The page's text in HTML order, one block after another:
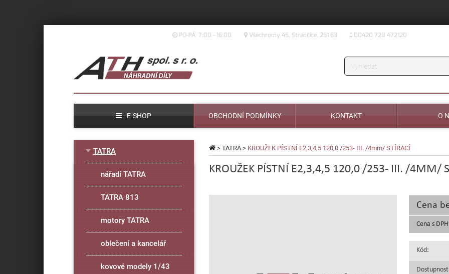
PO-PÁ 7:00 - 16:00 Všechromy 45, Strančice, 251 63 00420 728 472120
Vyhledávání
E-SHOP OBCHODNÍ PODMÍNKY KONTAKT O
> TATRA> KROUŽEK PÍSTNÍ E2,3,4,5 120,0 /253- III. /4mm/ STÍRACÍ
KROUŽEK PÍSTNÍ E2,3,4,5 120,0 /253- III. /4MM/
Cena
Cena s DPH
Kód:
TATRA
nářadí TATRA
TATRA 813
motory TATRA
oblečení a kancelář
kovové modely 1/43